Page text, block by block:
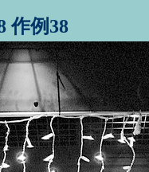
作例38